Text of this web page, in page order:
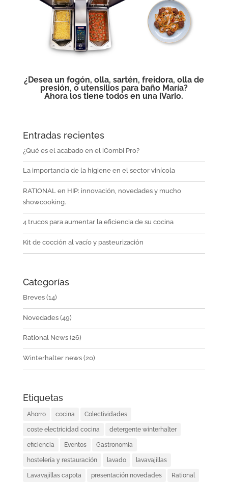
¿Desea un fogón, olla, sartén, freidora, olla de
presión, o utensilios para baño María?
Ahora los tiene todos en una iVario.
Entradas recientes
¿Qué es el acabado en el iCombi Pro?
La importancia de la higiene en el sector vinícola
RATIONAL en HIP: innovación, novedades y mucho
showcooking.
4 trucos para aumentar la eficiencia de su cocina
Kit de cocción al vacío y pasteurización
Categorías
Breves(14)
Novedades(49)
Rational News(26)
Winterhalter news(20)
Etiquetas
Ahorro cocina Colectividades
coste electricidad cocina detergente winterhalter
eficiencia Eventos Gastronomía
hostelería y restauración lavado lavavajillas
Lavavajillas capota presentación novedades Rational